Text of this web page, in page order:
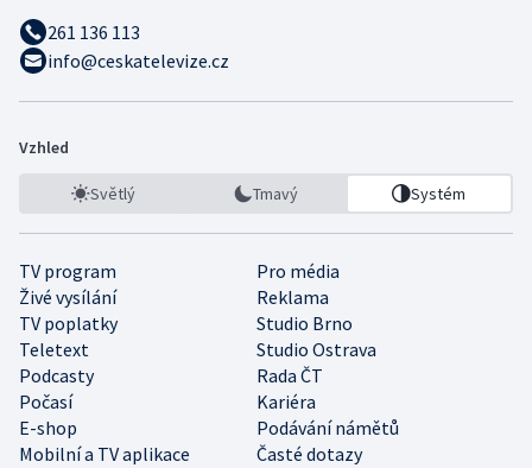
261 136 113
info@ceskatelevize.cz
Vzhled
Světlý Tmavý Systém
TV program
Pro média
Živé vysílání
Reklama
TV poplatky
Studio Brno
Teletext
Studio Ostrava
Podcasty
Rada ČT
Počasí
Kariéra
E-shop
Podávání námětů
Mobilní a TV aplikace
Časté dotazy